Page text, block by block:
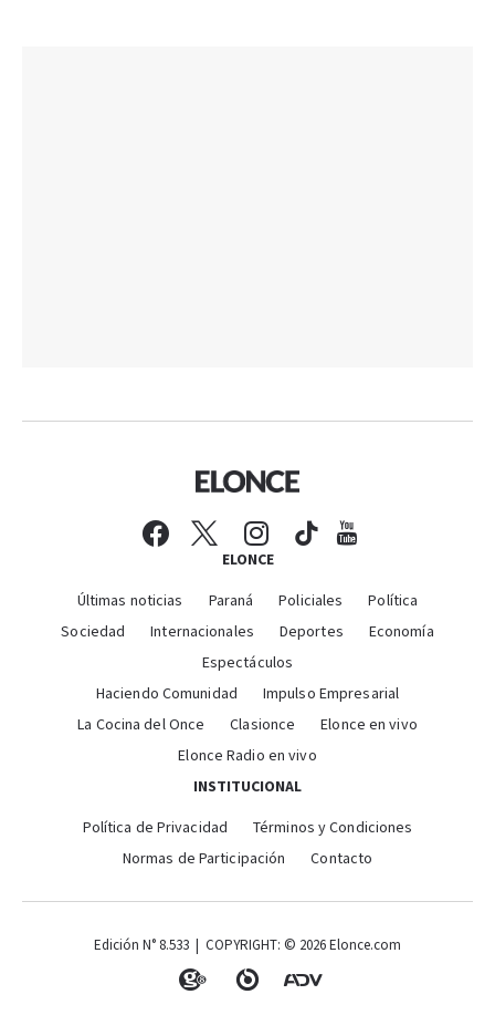
ELONCE
Últimas noticias Paraná Policiales
Política
Sociedad
Internacionales Deportes
Economía
Espectáculos
Haciendo Comunidad
Impulso Empresarial
La Cocina del Once
Clasionce
Elonce en vivo
Elonce Radio en vivo
INSTITUCIONAL
Política de Privacidad
Términos y Condiciones
Normas de Participación
Contacto
Edición N° 8.533 | COPYRIGHT: © 2026 Elonce.com